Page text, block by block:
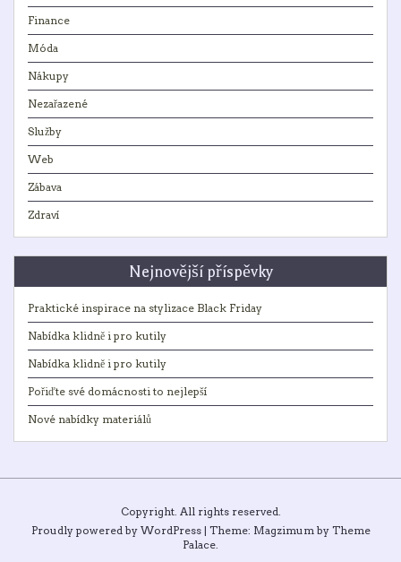
Finance
Móda
Nákupy
Nezařazené
Služby
Web
Zábava
Zdraví
Nejnovější příspěvky
Praktické inspirace na stylizace Black Friday
Nabídka klidně i pro kutily
Nabídka klidně i pro kutily
Pořiďte své domácnosti to nejlepší
Nové nabídky materiálů
Copyright. All rights reserved.
Proudly powered by WordPress | Theme: Magzimum by Theme
Palace.